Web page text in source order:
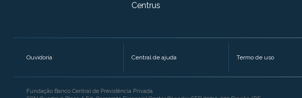
Centrus
Ouvidoria Central de ajuda Termo de uso
Fundação Banco Central de Previdência Privada